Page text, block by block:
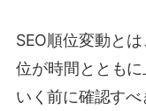
SEO順位変動と
位が時間ととも
いく前に確認す